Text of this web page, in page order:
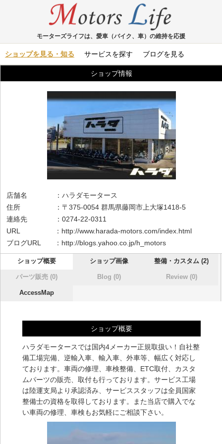
モーターズライフは、愛車（バイク、車）の維持を応援
ショップを見る・知る サービスを探す ブログを見る
ショップ情報
店舗名 ：ハラダモータース
住所 ：〒375-0054 群馬県藤岡市上大塚1418-5
連絡先 ：0274-22-0311
URL ： http://www.harada-motors.com/index.html
ブログURL ： http://blogs.yahoo.co.jp/h_motors
ショップ概要 ショップ画像 整備・カスタム (2)
パーツ販売 (0) Blog (0) Review (0)
AccessMap
ショップ概要
ハラダモータースでは国内4メーカー正規取扱い！自社整
備工場完備、逆輸入車、輸入車、外車等、幅広く対応し
ております。車両の修理、車検整備、ETC取付、カスタ
ムパーツの販売、取付も行っております。サービス工場
は陸運支局より承認済み、サービススタッフは全員国家
整備士の資格を取得しております。また当店で購入でな
い車両の修理、車検もお気軽にご相談下さい。